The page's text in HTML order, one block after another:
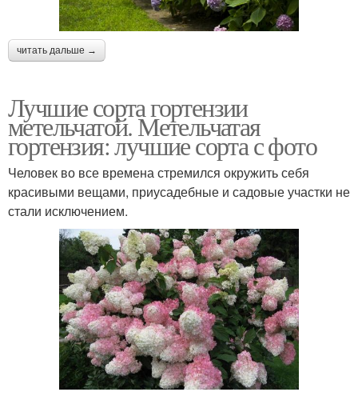
читать дальше →
Лучшие сорта гортензии
метельчатой. Метельчатая
гортензия: лучшие сорта с фото
Человек во все времена стремился окружить себя
красивыми вещами, приусадебные и садовые участки не
стали исключением.